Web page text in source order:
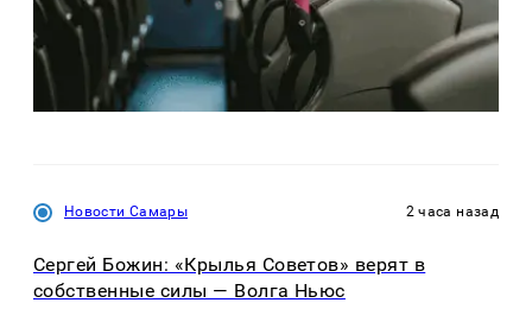
Новости Самары 2 часа назад
Сергей Божин: «Крылья Советов» верят в
собственные силы — Волга Ньюс